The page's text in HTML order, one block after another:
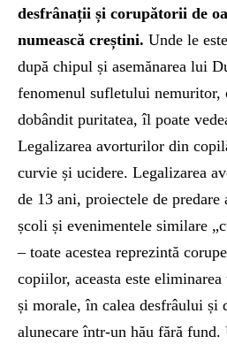
desfrânații și corupătorii de
numească creștini. Unde le
după chipul și asemănarea lui
fenomenul sufletului nemuritor,
dobândit puritatea, îl poate
Legalizarea avorturilor din
curvie și ucidere. Legalizarea
de 13 ani, proiectele de predare
școli și evenimentele similare
– toate acestea reprezintă
copiilor, aceasta este
și morale, în calea desfrâului și
alunecare într-un hău fără